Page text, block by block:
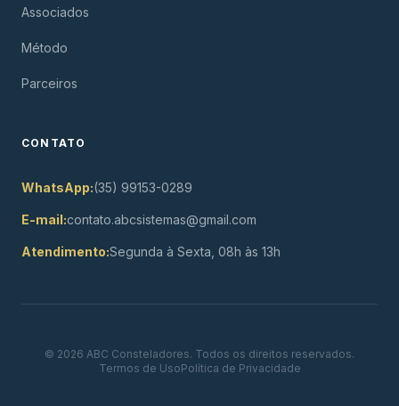
Associados
Método
Parceiros
CONTATO
WhatsApp:(35) 99153-0289
E-mail:contato.abcsistemas@gmail.com
Atendimento:Segunda à Sexta, 08h às 13h
© 2026 ABC Consteladores. Todos os direitos reservados.
Termos de UsoPolítica de Privacidade